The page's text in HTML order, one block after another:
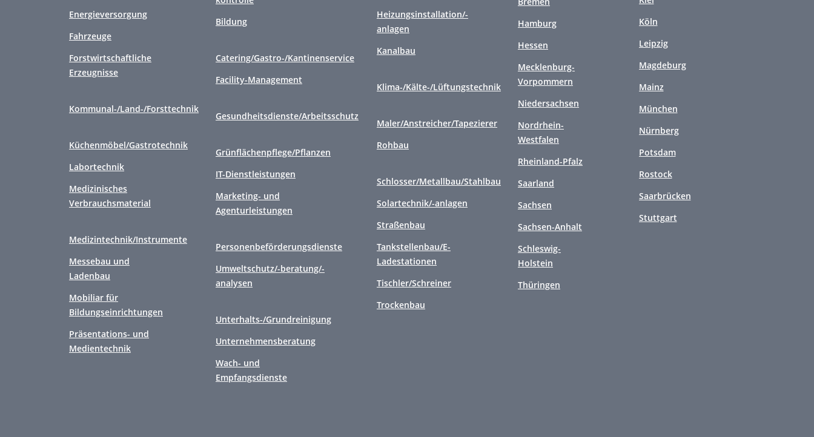
Energieversorgung
Fahrzeuge
Forstwirtschaftliche
Erzeugnisse
Kommunal-/Land-/Forsttechnik
Küchenmöbel/Gastrotechnik
Labortechnik
Medizinisches
Verbrauchsmaterial
Medizintechnik/Instrumente
Messebau und
Ladenbau
Mobiliar für
Bildungseinrichtungen
Präsentations- und
Medientechnik
Bildung
Catering/Gastro-/Kantinenservice
Facility-Management
Gesundheitsdienste/Arbeitsschutz
Grünflächenpflege/Pflanzen
IT-Dienstleistungen
Marketing- und
Agenturleistungen
Personenbeförderungsdienste
Umweltschutz/-beratung/-
analysen
Unterhalts-/Grundreinigung
Unternehmensberatung
Wach- und
Empfangsdienste
Heizungsinstallation/-
anlagen
Kanalbau
Klima-/Kälte-/Lüftungstechnik
Maler/Anstreicher/Tapezierer
Rohbau
Schlosser/Metallbau/Stahlbau
Solartechnik/-anlagen
Straßenbau
Tankstellenbau/E-
Ladestationen
Tischler/Schreiner
Trockenbau
Hamburg
Hessen
Mecklenburg-
Vorpommern
Niedersachsen
Nordrhein-
Westfalen
Rheinland-Pfalz
Saarland
Sachsen
Sachsen-Anhalt
Schleswig-
Holstein
Thüringen
Köln
Leipzig
Magdeburg
Mainz
München
Nürnberg
Potsdam
Rostock
Saarbrücken
Stuttgart